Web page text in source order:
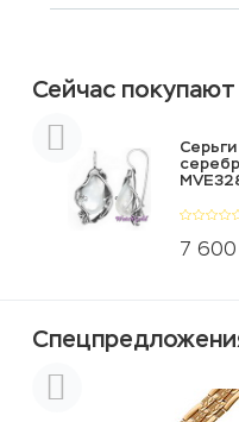
Сейчас покупают
7 600
Серьги